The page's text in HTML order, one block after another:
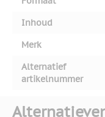
Inhoud
Merk
Alternatief
artikelnummer